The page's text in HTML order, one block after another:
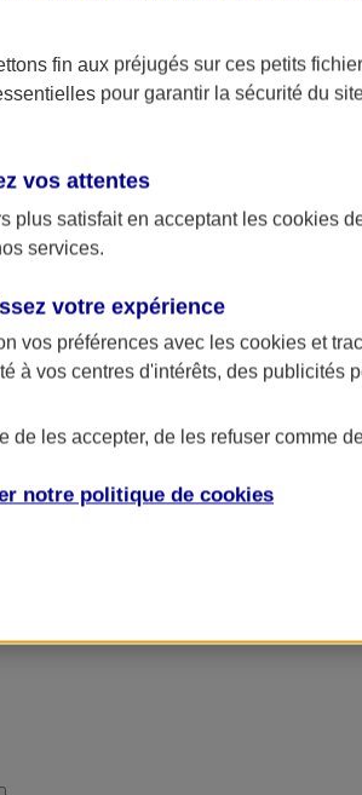
fin aux préjugés sur ces petits
pour garantir la sécurité du
vos attentes
plus satisfait en acceptant les cookies
services.
votre expérience
vos préférences avec les cookies et
à vos centres d'intérêts, des publicités
de les accepter, de les refuser comme
notre politique de cookies